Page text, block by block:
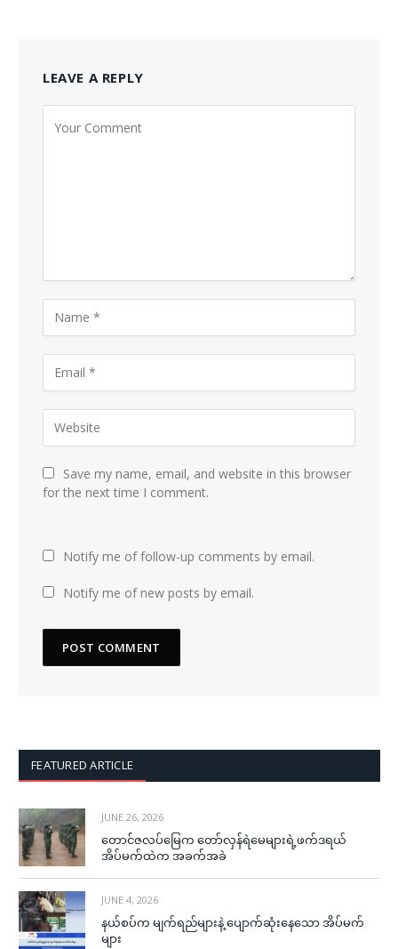
LEAVE A REPLY
Save my name, email, and website in this browser
for the next time I comment.
Notify me of follow-up comments by email.
Notify me of new posts by email.
FEATURED ARTICLE
JUNE 26, 2026
တောင်ဇလပ်မြေက တော်လှန်ရဲမေများရဲ့ဖက်ဒရယ်
အိပ်မက်ထဲက အခက်အခဲ
JUNE 4, 2026
နယ်စပ်က မျက်ရည်များနဲ့ ပျောက်ဆုံးနေသော အိပ်မက်
များ